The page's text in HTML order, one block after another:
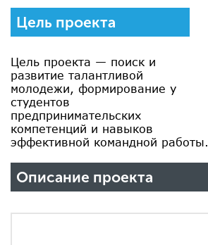
Цель проекта
Цель проекта — поиск и
развитие талантливой
молодежи, формирование у
студентов
предпринимательских
компетенций и навыков
эффективной командной работы.
Описание проекта